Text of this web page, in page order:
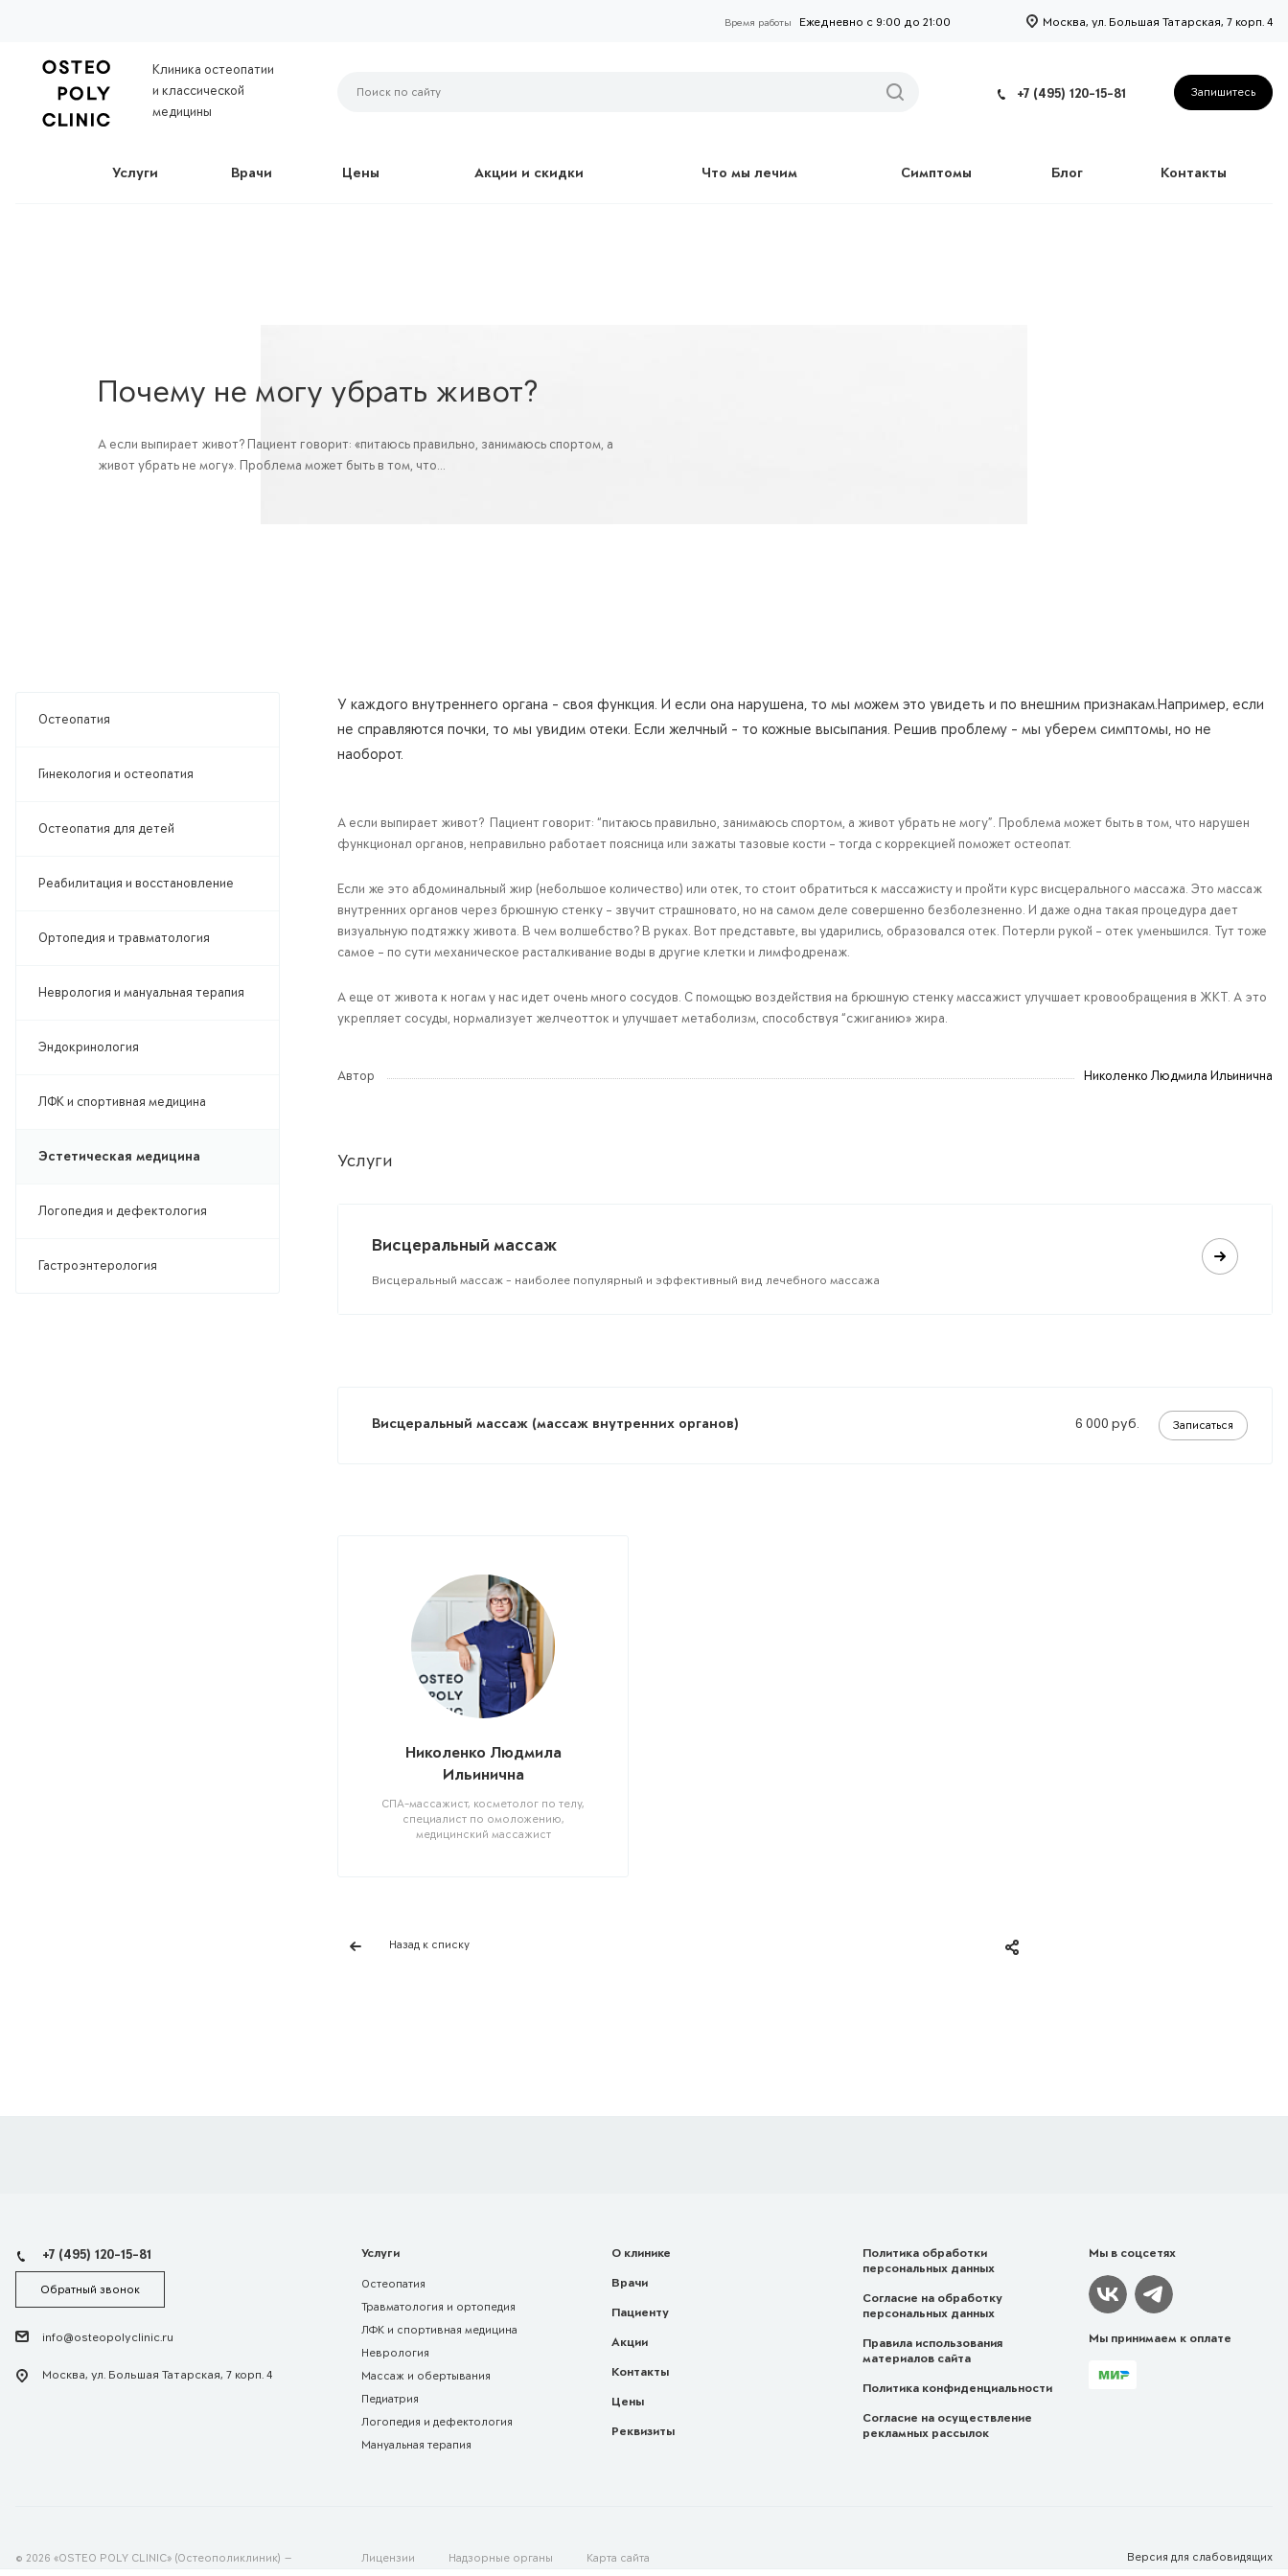
Время работы Ежедневно с 9:00 до 21:00 Москва, ул. Большая Татарская, 7 корп. 4
Клиника остеопатии
и классической
медицины
Запишитесь
+7 (495) 120-15-81
Услуги Врачи Цены Акции и скидки Что мы лечим Симптомы Блог Контакты
Почему не могу убрать живот?
А если выпирает живот? Пациент говорит: «питаюсь правильно, занимаюсь спортом, а
живот убрать не могу». Проблема может быть в том, что...
Остеопатия
Гинекология и остеопатия
Остеопатия для детей
Реабилитация и восстановление
Ортопедия и травматология
Неврология и мануальная терапия
Эндокринология
ЛФК и спортивная медицина
Эстетическая медицина
Логопедия и дефектология
Гастроэнтерология
У каждого внутреннего органа - своя функция. И если она нарушена, то мы можем это увидеть и по внешним признакам.Например, если
не справляются почки, то мы увидим отеки. Если желчный - то кожные высыпания. Решив проблему - мы уберем симптомы, но не
наоборот.
А если выпирает живот? Пациент говорит: “питаюсь правильно, занимаюсь спортом, а живот убрать не могу”. Проблема может быть в том, что нарушен
функционал органов, неправильно работает поясница или зажаты тазовые кости - тогда с коррекцией поможет остеопат.
Если же это абдоминальный жир (небольшое количество) или отек, то стоит обратиться к массажисту и пройти курс висцерального массажа. Это массаж
внутренних органов через брюшную стенку - звучит страшновато, но на самом деле совершенно безболезненно. И даже одна такая процедура дает
визуальную подтяжку живота. В чем волшебство? В руках. Вот представьте, вы ударились, образовался отек. Потерли рукой - отек уменьшился. Тут тоже
самое - по сути механическое расталкивание воды в другие клетки и лимфодренаж.
А еще от живота к ногам у нас идет очень много сосудов. C помощью воздействия на брюшную стенку массажист улучшает кровообращения в ЖКТ. А это
укрепляет сосуды, нормализует желчеотток и улучшает метаболизм, способствуя “сжиганию» жира.
Автор Николенко Людмила Ильинична
Услуги
Висцеральный массаж
Висцеральный массаж - наиболее популярный и эффективный вид лечебного массажа
Записаться
6 000 руб.
Висцеральный массаж (массаж внутренних органов)
Николенко Людмила
Ильинична
СПА-массажист, косметолог по телу,
специалист по омоложению,
медицинский массажист
Назад к списку
+7 (495) 120-15-81
Обратный звонок
info@osteopolyclinic.ru
Москва, ул. Большая Татарская, 7 корп. 4
Услуги
Остеопатия
Травматология и ортопедия
ЛФК и спортивная медицина
Неврология
Массаж и обертывания
Педиатрия
Логопедия и дефектология
Мануальная терапия
О клинике
Врачи
Пациенту
Акции
Контакты
Цены
Реквизиты
Политика обработки
персональных данных
Согласие на обработку
персональных данных
Правила использования
материалов сайта
Политика конфиденциальности
Согласие на осуществление
рекламных рассылок
Мы в соцсетях
Мы принимаем к оплате
© 2026 «OSTEO POLY CLINIC» (Остеополиклиник) —
Версия для слабовидящих
Лицензии Надзорные органы Карта сайта